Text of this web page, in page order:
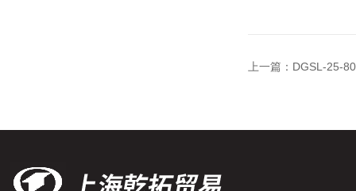
上一篇： DGSL-25-